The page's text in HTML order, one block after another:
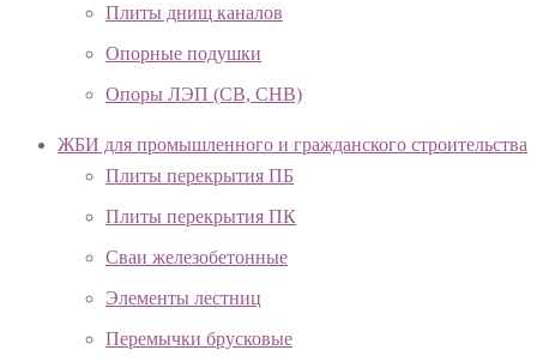
Плиты днищ каналов
Опорные подушки
Опоры ЛЭП (СВ, СНВ)
ЖБИ для промышленного и гражданского строительства
Плиты перекрытия ПБ
Плиты перекрытия ПК
Сваи железобетонные
Элементы лестниц
Перемычки брусковые